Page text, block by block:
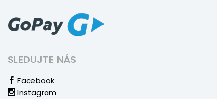
SLEDUJTE NÁS
Facebook
Instagram